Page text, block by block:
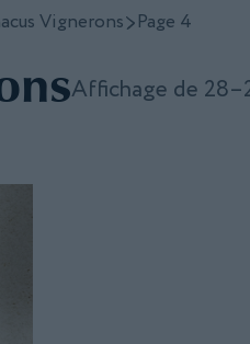
Vignerons Page 4
Affichage de